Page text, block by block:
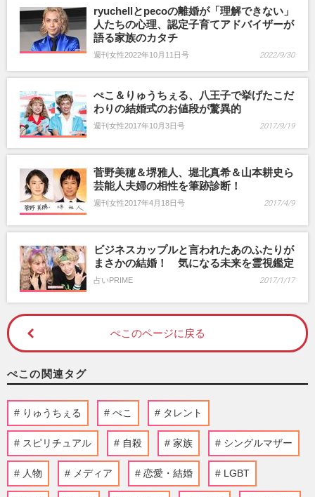
ryuchellとpecoの離婚が「理解できない」
人たちの心理、認定子育てアドバイザーが
語る家族のカタチ
週刊女性2022年10月11日号 2022/9/30
ぺこ＆りゅうちぇる、八王子で挙げたこだ
わりの結婚式のお値段が驚異的
週刊女性2017年10月3日号 2017/9/19
菅野美穂＆堺雅人、堀北真希＆山本耕史ら
芸能人夫婦の相性を筆跡診断！
週刊女性2017年4月18日号 2017/4/9
ビジネスカップルと言われたあのふたりが
まさかの結婚！ 気になる未来を霊視鑑定
占いPRIME 2017/1/17
ぺこのページに戻る
ぺこの関連タグ
りゅうちぇる ぺこ タレント
スピリチュアル 自殺 家族 シングルマザー
人物 メディア 恋愛・結婚 LGBT